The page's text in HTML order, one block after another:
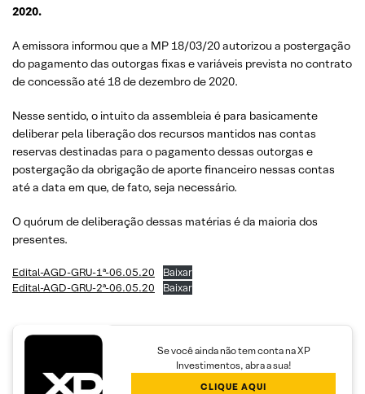
2020.
A emissora informou que a MP 18/03/20 autorizou a postergação
do pagamento das outorgas fixas e variáveis prevista no contrato
de concessão até 18 de dezembro de 2020.
Nesse sentido, o intuito da assembleia é para basicamente
deliberar pela liberação dos recursos mantidos nas contas
reservas destinadas para o pagamento dessas outorgas e
postergação da obrigação de aporte financeiro nessas contas
até a data em que, de fato, seja necessário.
O quórum de deliberação dessas matérias é da maioria dos
presentes.
Edital-AGD-GRU-1ª-06.05.20
Baixar
Edital-AGD-GRU-2ª-06.05.20
Baixar
Se você ainda não tem conta na XP
Investimentos, abra a sua!
CLIQUE AQUI